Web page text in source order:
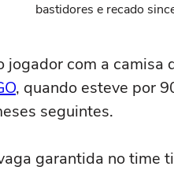
bastidores e recado
com a camisa
, quando esteve por
seguintes.
garantida no time